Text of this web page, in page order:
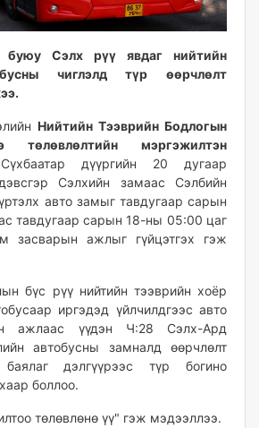
буюу Сэлх рүү явдаг нийтийн
чиглэлд түр өөрчлөлт
Нийтийн Тээврийн Бодлогын
төлөвлөлтийн мэргэжилтэн
дүүргийн 20 дугаар
Сэлхийн замаас Сэлбийн
авто замыг тавдугаар сарын
тавдугаар сарын 18-ны 05:00 цаг
засварын ажлыг гүйцэтгэх гэж
бүс рүү нийтийн тээврийн хоёр
иргэдэд үйлчилдгээс авто
ажлаас үүдэн Ч:28 Сэлх-Ард
автобусны замналд өөрчлөлт
дэлгүүрээс түр богино
боллоо.
төлөвлөнө үү" гэж мэдээллээ.